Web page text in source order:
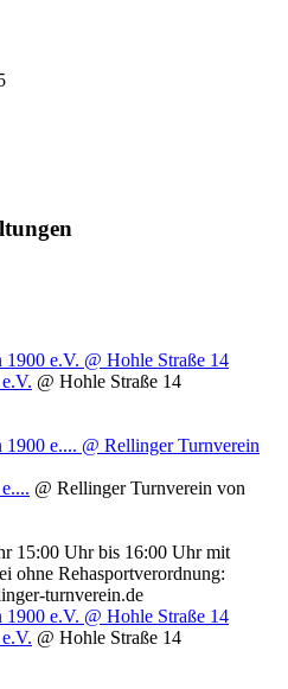
1900 e.V. @ Hohle Straße 14
@ Hohle Straße 14
1900 e.... @ Rellinger Turnverein
@ Rellinger Turnverein von
15:00 Uhr bis 16:00 Uhr mit
ohne Rehasportverordnung:
turnverein.de
1900 e.V. @ Hohle Straße 14
@ Hohle Straße 14